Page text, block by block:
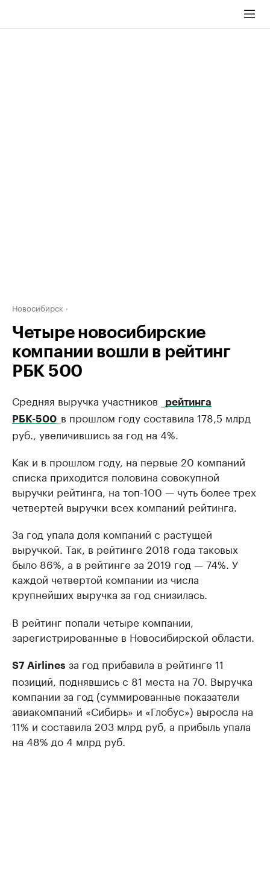
Новосибирск
Четыре новосибирские
компании вошли в рейтинг
РБК 500
Средняя выручка участников _
рейтинга
РБК-500 _в прошлом году составила 178,5 млрд
руб., увеличившись за год на 4%.
Как и в прошлом году, на первые 20 компаний
списка приходится половина совокупной
выручки рейтинга, на топ-100 — чуть более трех
четвертей выручки всех компаний рейтинга.
За год упала доля компаний с растущей
выручкой. Так, в рейтинге 2018 года таковых
было 86%, а в рейтинге за 2019 год — 74%. У
каждой четвертой компании из числа
крупнейших выручка за год снизилась.
В рейтинг попали четыре компании,
зарегистрированные в Новосибирской области.
S7 Airlines за год прибавила в рейтинге 11
позиций, поднявшись с 81 места на 70. Выручка
компании за год (суммированные показатели
авиакомпаний «Сибирь» и «Глобус») выросла на
11% и составила 203 млрд руб, а прибыль упала
на 48% до 4 млрд руб.